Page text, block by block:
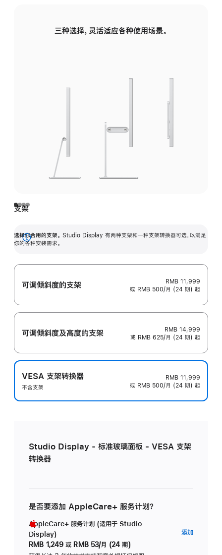
三种选择，灵活适应各种使用场景。
支架
选择你合用的支架。 Studio Display 有两种支架和一种支架转换器可选，以满足
你的各种安装需求。
展
可调倾斜度的支架
RMB 11,999
或 RMB 500/月 (24 期) 起
可调倾斜度及高‍度的支‍架
RMB 14,999
或 RMB 625/月 (24 期) 起
VESA 支架转换器
不含支架
RMB 11,999
或 RMB 500/月 (24 期) 起
Studio Display - 标准玻璃面板 - VESA 支架
转换器
是否要添加 AppleCare+ 服务计划？
AppleCare+ 服务计划 (适用于 Studio
Display)
RMB 1,249 或 RMB 53/月 (24 期)
添加